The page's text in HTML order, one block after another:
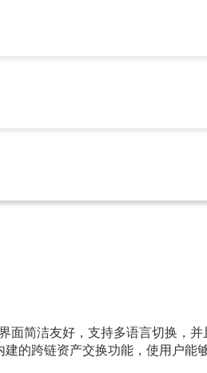
面简洁友好，支持多语言切换，
建的跨链资产交换功能，使用户能